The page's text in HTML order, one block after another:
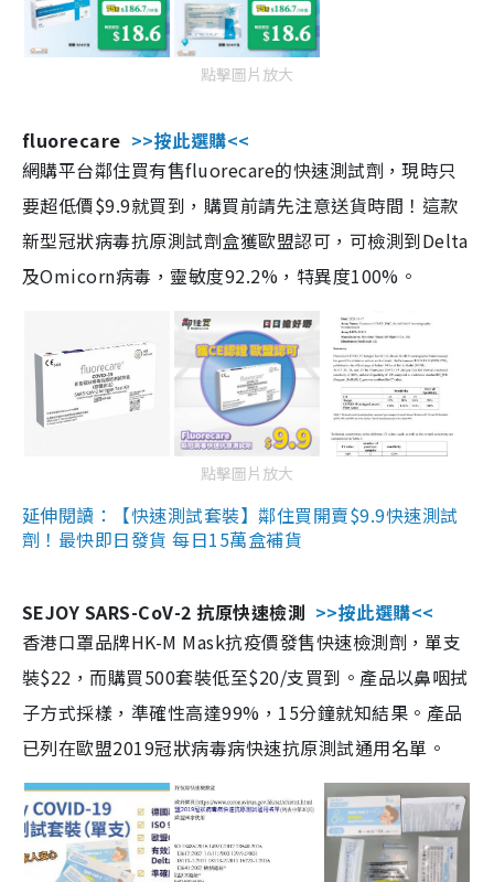
點擊圖片放大
fluorecare >>按此選購<<
網購平台鄰住買有售fluorecare的快速測試劑，現時只
要超低價$9.9就買到，購買前請先注意送貨時間！這款
新型冠狀病毒抗原測試劑盒獲歐盟認可，可檢測到Delta
及Omicorn病毒，靈敏度92.2%，特異度100%。
點擊圖片放大
延伸閱讀：【快速測試套裝】鄰住買開賣$9.9快速測試
劑！最快即日發貨 每日15萬盒補貨
SEJOY SARS-CoV-2 抗原快速檢測 >>按此選購<<
香港口罩品牌HK-M Mask抗疫價發售快速檢測劑，單支
裝$22，而購買500套裝低至$20/支買到。產品以鼻咽拭
子方式採樣，準確性高達99%，15分鐘就知結果。產品
已列在歐盟2019冠狀病毒病快速抗原測試通用名單。